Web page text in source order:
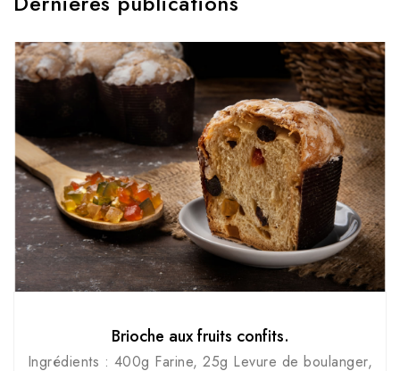
Brioche aux fruits confits.
Ingrédients : 400g Farine, 25g Levure de boulanger,